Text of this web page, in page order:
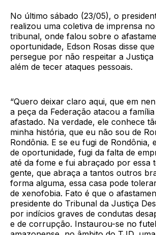
No último sábado (23/05), o
realizou uma coletiva de imprensa
tribunal, onde falou sobre o
oportunidade, Edson Rosas disse
persegue por não respeitar a Justiça
além de tecer ataques pessoais.
“Quero deixar claro aqui, que em
a peça da Federação atacou a
afastado. Na verdade, ele conhece
minha história, que eu não sou de
Rondônia. E se eu fugi de Rondônia,
de oportunidade, fugi da falta de
até da fome e fui abraçado por essa
gente, que abraça a tantos outros
forma alguma, essa casa pode
de xenofobia. Fato é que o
presidente do Tribunal da Justiça
por indícios graves de condutas
e de corrupção. Instaurou-se no